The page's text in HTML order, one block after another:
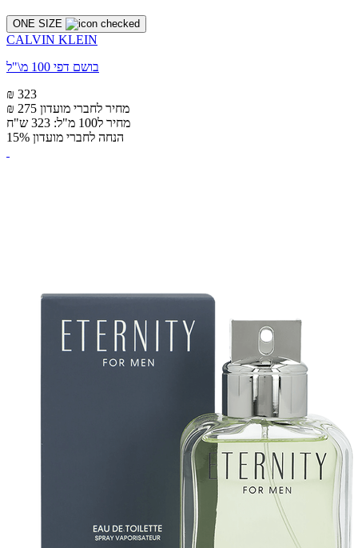
ONE SIZE
CALVIN KLEIN
בושם דפי 100 מ\"ל
₪ 323
₪ 275 מחיר לחברי מועדון
מחיר ל100 מ"ל: 323 ש"ח
הנחה לחברי מועדון 15%